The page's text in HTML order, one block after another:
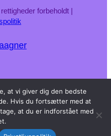
forbeholdt |
at vi giver dig den bedste
Hvis du fortsætter med at
at du er indforstået med